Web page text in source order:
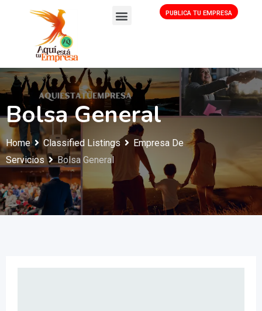
PUBLICA TU EMPRESA
Bolsa General
Home Classified Listings
Empresa De
Servicios
Bolsa General